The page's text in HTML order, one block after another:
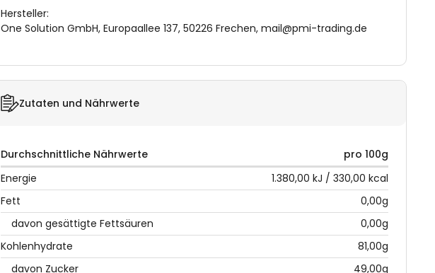
Hersteller:
One Solution GmbH, Europaallee 137, 50226 Frechen, mail@pmi-trading.de
Zutaten und Nährwerte
Durchschnittliche Nährwerte
pro 100g
Energie
1.380,00 kJ / 330,00 kcal
Fett
0,00g
davon gesättigte Fettsäuren
0,00g
Kohlenhydrate
81,00g
davon Zucker
49,00g